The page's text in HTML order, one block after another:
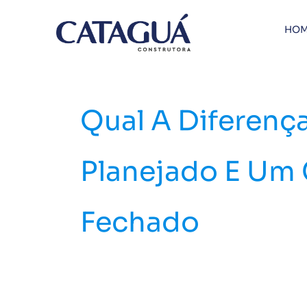
Qual A
Planejado E
Fechado